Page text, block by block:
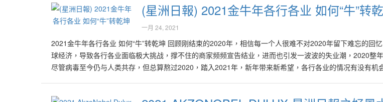
https://www.facebook.com/eshopliveasia/videos/117602226907592 https://www.facebook.com/watch/
https://www.facebook.com/eshopliveasia/videos/148123107028171
https://www.facebook.com/eshopliveasia/videos/2818421461740872
https://www.facebook.com/eshopliveasia/videos/347109189656574
https://www.facebook.com/eshopliveasia/videos/453997682304210
https://www.facebook.com/eshopliveasia/videos/157608516003671
(星洲日報) 2021金牛年各行各业 如何“牛”转
一月 24, 2021
2021金牛年各行各业 如何“牛”转乾坤 回顾刚结束的2020年，相信每一个人很难不对2020年留下难忘的回
球经济，导致各行各业面临极大挑战，撑不住的商家频频宣告结业，进而也引发一波波的失业潮，2020整
尽管病毒至今仍与人类共存，但总算熬过2020，踏入2021年，新年带来新希望，各行各业的情况有没有机